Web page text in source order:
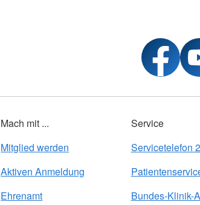
Mach mit ...
Mitglied werden
Aktiven Anmeldung
Ehrenamt
Service
Servicetelefon
Bundes-Klinik-